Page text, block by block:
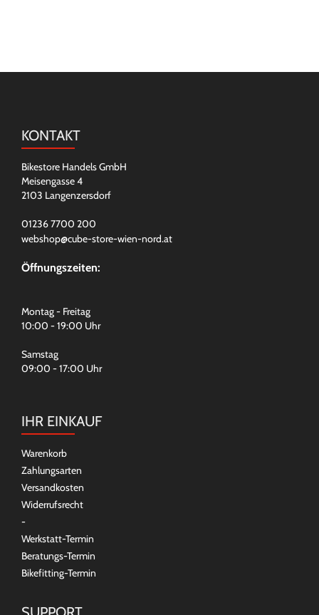
KONTAKT
Bikestore Handels GmbH
Meisengasse 4
2103 Langenzersdorf
01236 7700 200
webshop@cube-store-wien-nord.at
Öffnungszeiten:
Montag - Freitag
10:00 - 19:00 Uhr
Samstag
09:00 - 17:00 Uhr
IHR EINKAUF
Warenkorb
Zahlungsarten
Versandkosten
Widerrufsrecht
-
Werkstatt-Termin
Beratungs-Termin
Bikefitting-Termin